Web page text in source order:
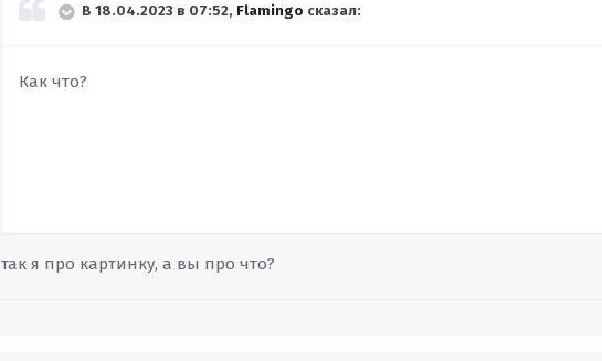
В 18.04.2023 в 07:52, Flamingo сказал:
Как что?
так я про картинку, а вы про что?